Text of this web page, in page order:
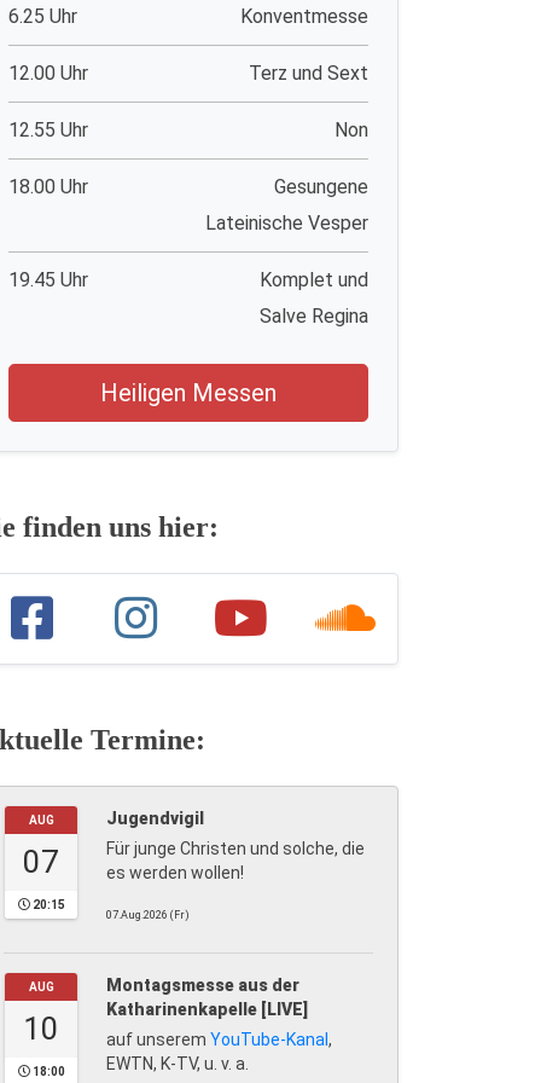
6.25 Uhr Konventmesse
12.00 Uhr Terz und Sext
12.55 Uhr Non
18.00 Uhr
Gesungene
Lateinische Vesper
19.45 Uhr
Komplet und
Salve Regina
Heiligen Messen
finden uns hier:
Termine:
AUG
07
20:15
Jugendvigil
Für junge Christen und solche, die
es werden wollen!
07.Aug.2026 (Fr)
AUG
10
18:00
Montagsmesse aus der
Katharinenkapelle [LIVE]
auf unserem YouTube-Kanal ,
EWTN, K-TV, u. v. a.